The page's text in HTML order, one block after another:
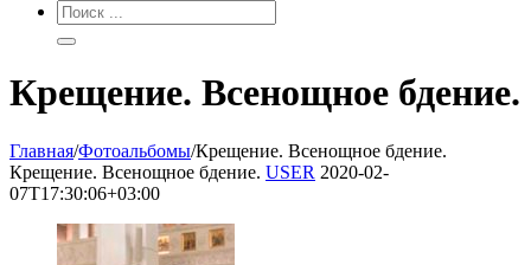
Крещение. Всенощное бдение.
Главная/Фотоальбомы/Крещение. Всенощное бдение.
Крещение. Всенощное бдение. USER 2020-02-
07T17:30:06+03:00